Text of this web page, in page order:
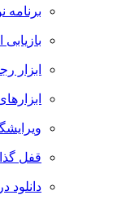
برنامه
ابزار
قفل
دانلود